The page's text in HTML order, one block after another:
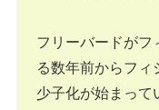
フリーバードがフ
る数年前からフィ
少子化が始まって